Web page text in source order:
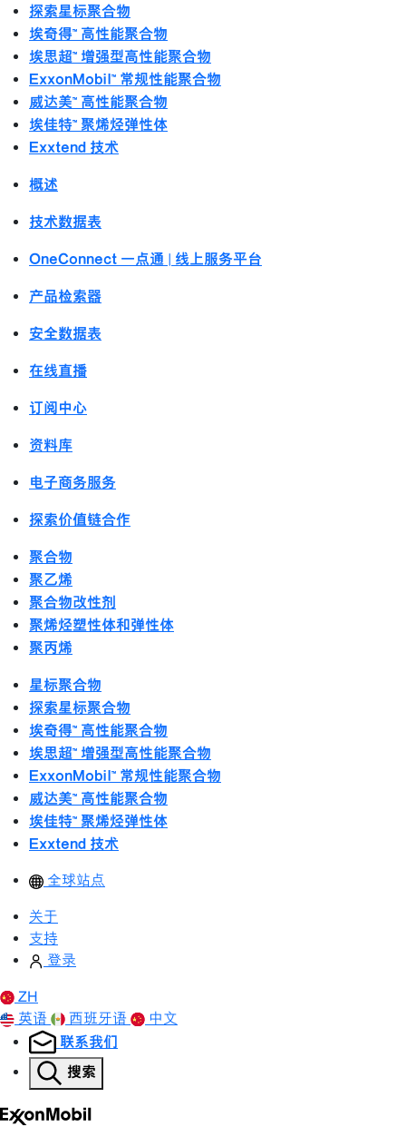
探索星标聚合物
埃奇得™ 高性能聚合物
埃思超™ 增强型高性能聚合物
ExxonMobil™ 常规性能聚合物
威达美™ 高性能聚合物
埃佳特™ 聚烯烃弹性体
Exxtend 技术
概述
技术数据表
OneConnect 一点通 | 线上服务平台
产品检索器
安全数据表
在线直播
订阅中心
资料库
电子商务服务
探索价值链合作
聚合物
聚乙烯
聚合物改性剂
聚烯烃塑性体和弹性体
聚丙烯
星标聚合物
探索星标聚合物
埃奇得™ 高性能聚合物
埃思超™ 增强型高性能聚合物
ExxonMobil™ 常规性能聚合物
威达美™ 高性能聚合物
埃佳特™ 聚烯烃弹性体
Exxtend 技术
全球站点
关于
支持
登录
ZH
英语
西班牙语 中文
联系我们
搜索